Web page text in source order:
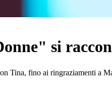
si
Tina, fino ai ringraziamenti a